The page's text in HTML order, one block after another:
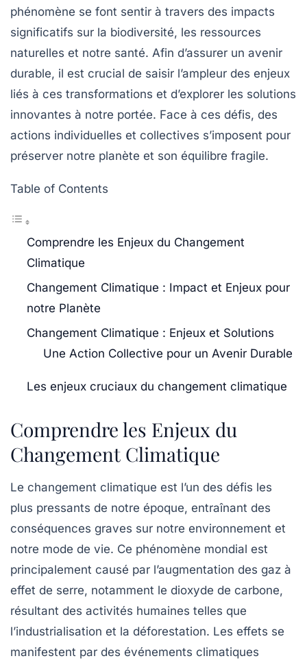
phénomène se font sentir à travers des impacts
significatifs sur la biodiversité, les ressources
naturelles et notre santé. Afin d’assurer un avenir
durable, il est crucial de saisir l’ampleur des enjeux
liés à ces transformations et d’explorer les solutions
innovantes à notre portée. Face à ces défis, des
actions individuelles et collectives s’imposent pour
préserver notre planète et son équilibre fragile.
Table of Contents
Comprendre les Enjeux du Changement
Climatique
Changement Climatique : Impact et Enjeux pour
notre Planète
Changement Climatique : Enjeux et Solutions
Une Action Collective pour un Avenir Durable
Les enjeux cruciaux du changement climatique
Comprendre les Enjeux du
Changement Climatique
Le changement climatique est l’un des défis les
plus pressants de notre époque, entraînant des
conséquences graves sur notre environnement et
notre mode de vie. Ce phénomène mondial est
principalement causé par l’augmentation des gaz à
effet de serre, notamment le dioxyde de carbone,
résultant des activités humaines telles que
l’industrialisation et la déforestation. Les effets se
manifestent par des événements climatiques